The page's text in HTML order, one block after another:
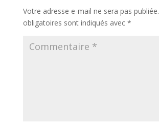
Votre adresse e-mail ne sera pas publiée.
obligatoires sont indiqués avec *